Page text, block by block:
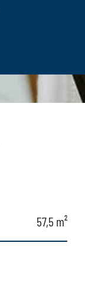
57,5 m²